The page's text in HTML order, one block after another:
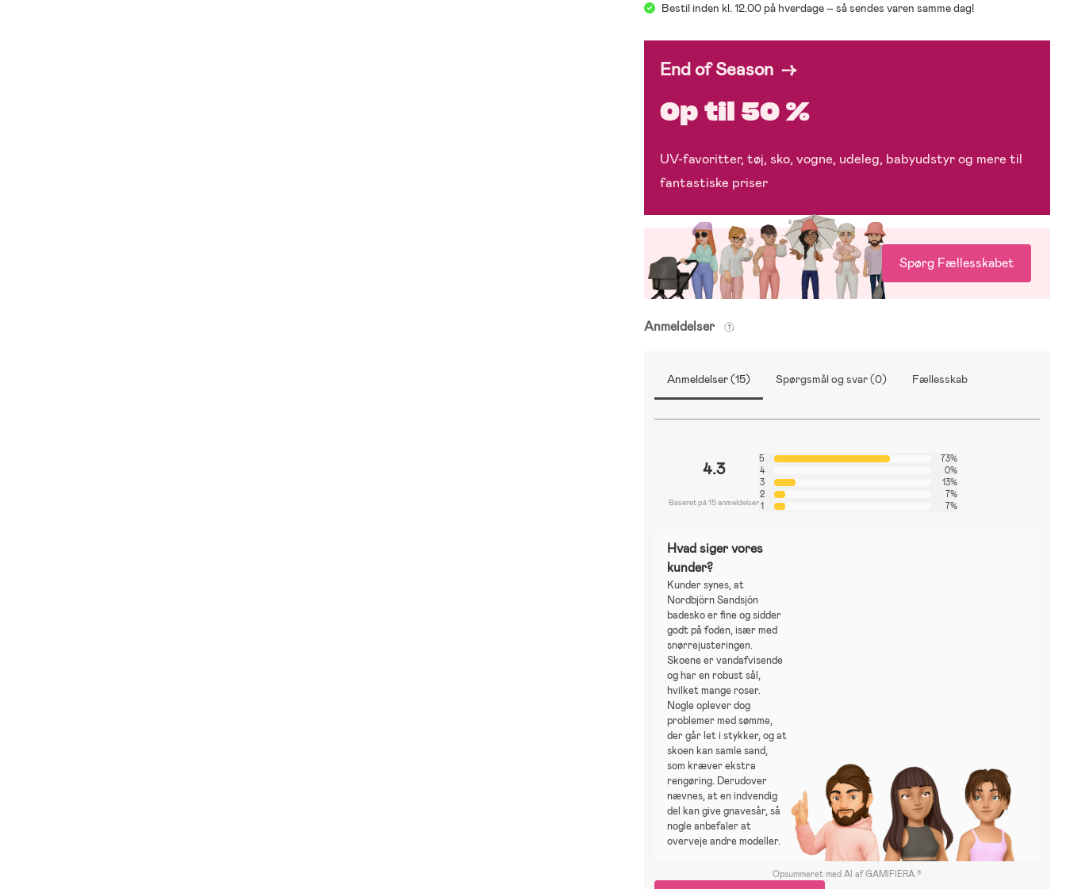
Bestil inden kl. 12.00 på hverdage – så sendes varen samme dag!
End of Season →
Op til 50 %
UV-favoritter, tøj, sko, vogne, udeleg, babyudstyr og mere til
fantastiske priser
Spørg Fællesskabet
Anmeldelser
Anmeldelser (15) Spørgsmål og svar (0) Fællesskab
4.3
Baseret på 15 anmeldelser
5
73%
4
0%
3
13%
2
7%
1
7%
Hvad siger vores
kunder?
Kunder synes, at
Nordbjörn Sandsjön
badesko er fine og sidder
godt på foden, især med
snørrejusteringen.
Skoene er vandafvisende
og har en robust sål,
hvilket mange roser.
Nogle oplever dog
problemer med sømme,
der går let i stykker, og at
skoen kan samle sand,
som kræver ekstra
rengøring. Derudover
nævnes, at en indvendig
del kan give gnavesår, så
nogle anbefaler at
overveje andre modeller.
Opsummeret med AI af GAMIFIERA.®